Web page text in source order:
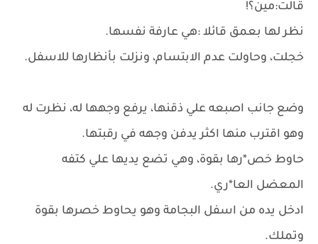
قالت:مين؟!
نظر لها بعمق قائلا :هي عارفة نفسها.
خجلت، وحاولت عدم الابتسام، ونزلت بأنظارها للاسفل.
وضع جانب اصبعه علي ذقنها، يرفع وجهها له، نظرت له
وهو اقترب منها اكثر يدفن وجهه في رقبتها.
حاوط خص*رها بقوة، وهي تضع يديها علي كتفه
المعضل العا*ري.
ادخل يده من اسفل البجامة وهو يحاوط خصرها بقوة
وتملك.